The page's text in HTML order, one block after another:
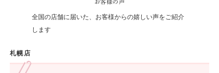
お客様の声
全国の店舗に届いた、お客様からの嬉しい声をご紹介
します
札幌店